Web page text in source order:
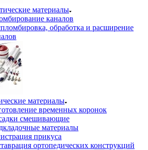
материалы
каналов
обработка и расширение
материалы
временных коронок
смешивающие
материалы
прикуса
ортопедических конструкций